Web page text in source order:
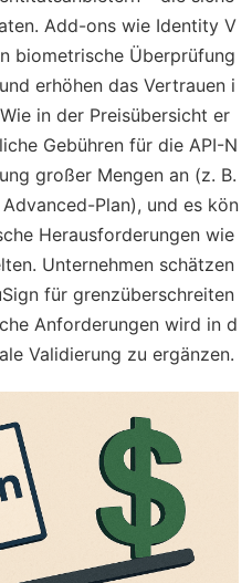
Add-ons wie Identity V
biometrische Überprüfung
erhöhen das Vertrauen i
in der Preisübersicht er
Gebühren für die API-N
großer Mengen an (z. B.
Plan), und es kön
Herausforderungen wie
Unternehmen schätzen
für grenzüberschreiten
Anforderungen wird in d
Validierung zu ergänzen.